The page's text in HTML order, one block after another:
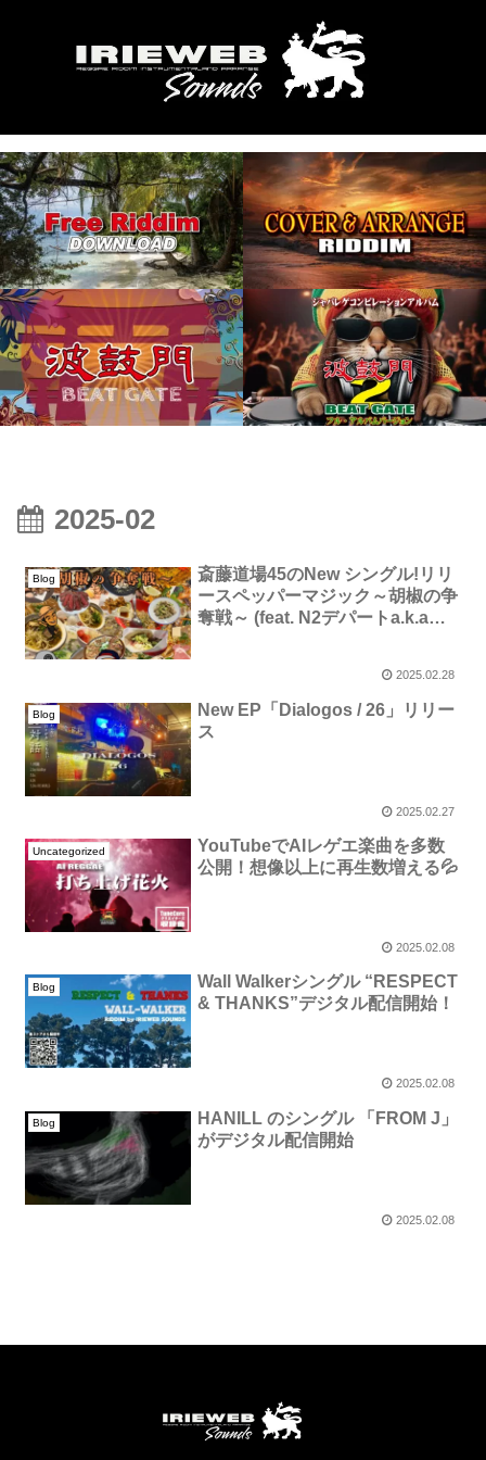
2025-02
Blog
斎藤道場45のNew シングル!リリ
ースペッパーマジック～胡椒の争
奪戦～ (feat. N2デパートa.k.aス
2025.02.28
Blog
New EP「Dialogos / 26」リリー
ス
2025.02.27
Uncategorized
YouTubeでAIレゲエ楽曲を多数
公開！想像以上に再生数増える💦
2025.02.08
Blog
Wall Walkerシングル “RESPECT
& THANKS”デジタル配信開始！
2025.02.08
Blog
HANILL のシングル 「FROM J」
がデジタル配信開始
2025.02.08